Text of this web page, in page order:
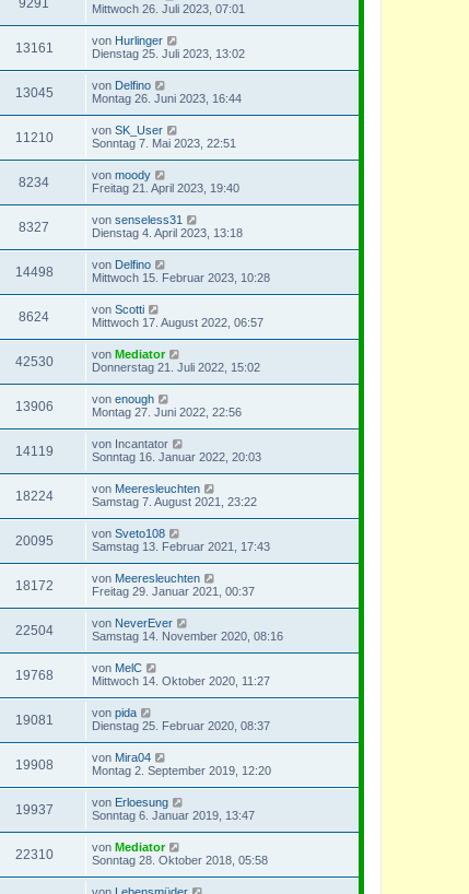
Mittwoch 26. Juli 2023, 07:01
13161 von Hurlinger
Dienstag 25. Juli 2023, 13:02
13045 von Delfino
Montag 26. Juni 2023, 16:44
11210 von SK_User
Sonntag 7. Mai 2023, 22:51
8234 von moody
Freitag 21. April 2023, 19:40
8327 von senseless31
Dienstag 4. April 2023, 13:18
14498 von Delfino
Mittwoch 15. Februar 2023, 10:28
8624 von Scotti
Mittwoch 17. August 2022, 06:57
42530 von Mediator
Donnerstag 21. Juli 2022, 15:02
13906 von enough
Montag 27. Juni 2022, 22:56
14119 von Incantator
Sonntag 16. Januar 2022, 20:03
18224 von Meeresleuchten
Samstag 7. August 2021, 23:22
20095 von Sveto108
Samstag 13. Februar 2021, 17:43
18172 von Meeresleuchten
Freitag 29. Januar 2021, 00:37
22504 von NeverEver
Samstag 14. November 2020, 08:16
19768 von MelC
Mittwoch 14. Oktober 2020, 11:27
19081 von pida
Dienstag 25. Februar 2020, 08:37
19908 von Mira04
Montag 2. September 2019, 12:20
19937 von Erloesung
Sonntag 6. Januar 2019, 13:47
22310 von Mediator
Sonntag 28. Oktober 2018, 05:58
von Lebensmüder